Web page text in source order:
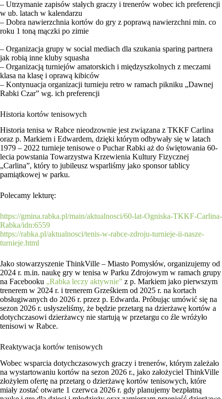
– Utrzymanie zapisów stałych graczy i trenerów wobec ich preferencji
w ub. latach w kalendarzu
– Dobra nawierzchnia kortów do gry z poprawą nawierzchni min. co
roku 1 toną mączki po zimie
– Organizacja grupy w social mediach dla szukania sparing partnera
jak robią inne kluby squasha
– Organizacją turniejów amatorskich i międzyszkolnych z meczami
klasa na klasę i oprawą kibiców
– Kontynuacja organizacji turnieju retro w ramach pikniku „Dawnej
Rabki Czar” wg. ich preferencji
Historia kortów tenisowych
Historia tenisa w Rabce nieodzownie jest związana z TKKF Carlina
oraz p. Markiem i Edwardem, dzięki którym odbywały się w latach
1979 – 2022 turnieje tenisowe o Puchar Rabki aż do świętowania 60-
lecia powstania Towarzystwa Krzewienia Kultury Fizycznej
„Carlina”, który to jubileusz wsparliśmy jako sponsor tablicy
pamiątkowej w parku.
Polecamy lekturę:
https://gmina.rabka.pl/main/aktualnosci/60-lat-Ogniska-TKKF-Carlina-
Rabka/idn:6559
https://rabka.pl/aktualnosci/tenis-w-rabce-zdroju-turnieje-ii-nasze-
turnieje.html
Jako stowarzyszenie ThinkVille – Miasto Pomysłów, organizujemy od
2024 r. m.in. naukę gry w tenisa w Parku Zdrojowym w ramach grupy
na Facebooku „Rabka leczy aktywnie” z p. Markiem jako pierwszym
trenerem w 2024 r. i trenerem Grześkiem od 2025 r. na kortach
obsługiwanych do 2026 r. przez p. Edwarda. Próbując umówić się na
sezon 2026 r. usłyszeliśmy, że będzie przetarg na dzierżawę kortów a
dotychczasowi dzierżawcy nie startują w przetargu co źle wróżyło
tenisowi w Rabce.
Reaktywacja kortów tenisowych
Wobec wsparcia dotychczasowych graczy i trenerów, którym zależało
na wystartowaniu kortów na sezon 2026 r., jako założyciel ThinkVille
złożyłem ofertę na przetarg o dzierżawę kortów tenisowych, które
miały zostać otwarte 1 czerwca 2026 r. gdy planujemy bezpłatną